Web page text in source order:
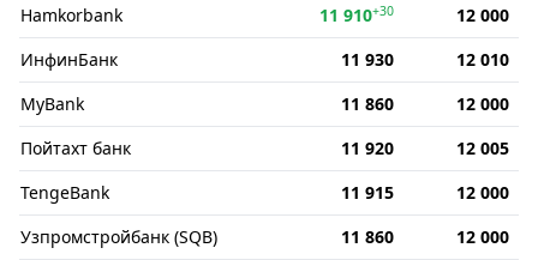
Hamkorbank
11 910+30
12 000
ИнфинБанк
11 930
12 010
MyBank
11 860
12 000
Пойтахт банк
11 920
12 005
TengeBank
11 915
12 000
Узпромстройбанк (SQB)
11 860
12 000